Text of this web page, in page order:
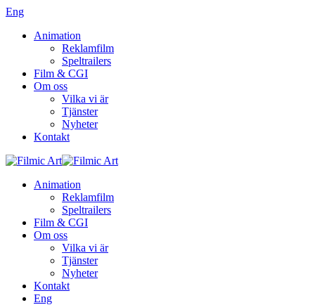
Eng
Animation
Reklamfilm
Speltrailers
Film & CGI
Om oss
Vilka vi är
Tjänster
Nyheter
Kontakt
Animation
Reklamfilm
Speltrailers
Film & CGI
Om oss
Vilka vi är
Tjänster
Nyheter
Kontakt
Eng